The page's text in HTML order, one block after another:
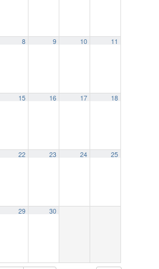
8 9 10 11
15 16 17 18
22 23 24 25
29 30